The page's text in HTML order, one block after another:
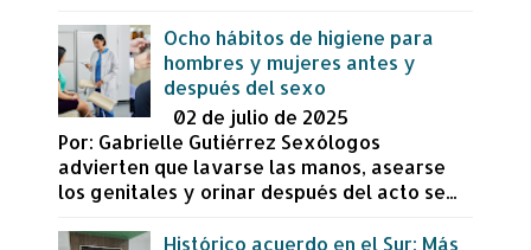
Ocho hábitos de higiene para
hombres y mujeres antes y
después del sexo
02 de julio de 2025
Por: Gabrielle Gutiérrez Sexólogos
advierten que lavarse las manos, asearse
los genitales y orinar después del acto se...
Histórico acuerdo en el Sur: Más